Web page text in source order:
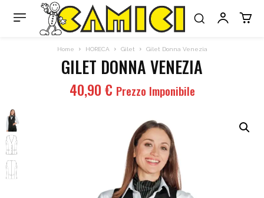
Home HORECA Gilet Gilet Donna Venezia
GILET DONNA VENEZIA
40,90€ Prezzo Imponibile